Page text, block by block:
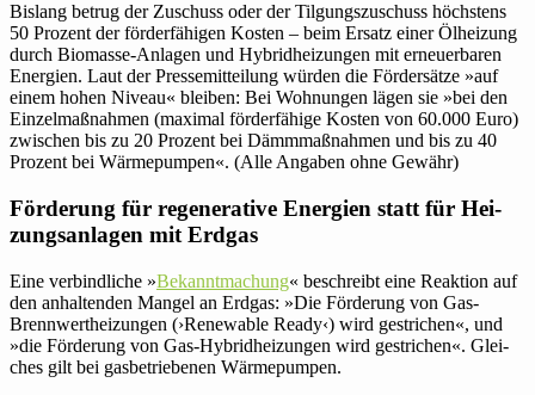
Bislang betrug der Zuschuss oder der Tilgungs­zuschuss höchs­tens
50 Prozent der för­der­fä­higen Kosten – beim Ersatz einer Ölhei­zung
durch Bio­masse-Anlagen und Hybrid­heizungen mit erneuer­baren
Ener­gien. Laut der Pres­se­mit­tei­lung würden die För­der­sätze »auf
einem hohen Niveau« bleiben: Bei Woh­nungen lägen sie »bei den
Ein­zel­maß­nahmen (maximal för­der­fä­hige Kosten von 60.000 Euro)
zwi­schen bis zu 20 Prozent bei Dämm­maß­nahmen und bis zu 40
Prozent bei Wär­me­pumpen«. (Alle Angaben ohne Gewähr)
För­de­rung für rege­ne­ra­tive Ener­gien statt für Hei­
zungs­an­lagen mit Erdgas
Eine ver­bind­liche »Bekannt­ma­chung« beschreibt eine Reak­tion auf
den anhal­tenden Mangel an Erdgas: »Die För­de­rung von Gas-
Brenn­wert­hei­zungen (›Rene­wable Ready‹) wird gestri­chen«, und
»die För­de­rung von Gas-Hybrid­hei­zungen wird gestri­chen«. Glei­
ches gilt bei gas­be­trie­benen Wärmepumpen.